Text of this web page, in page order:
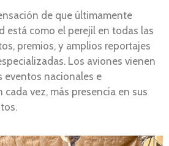
de que últimamente
está como el perejil en todas las
premios, y amplios reportajes
Los aviones vienen
eventos nacionales e
vez, más presencia en sus